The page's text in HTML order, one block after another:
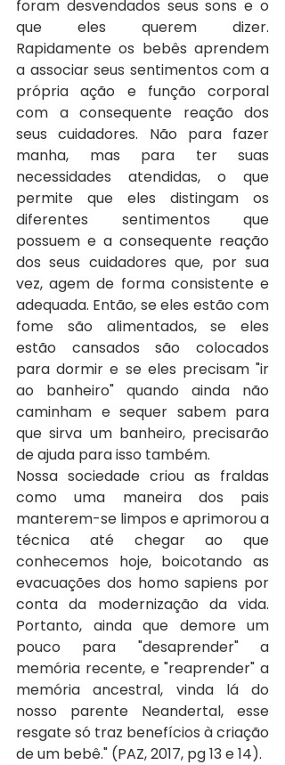
foram desvendados seus sons e o
que eles querem dizer.
Rapidamente os bebês aprendem
a associar seus sentimentos com a
própria ação e função corporal
com a consequente reação dos
seus cuidadores. Não para fazer
manha, mas para ter suas
necessidades atendidas, o que
permite que eles distingam os
diferentes sentimentos que
possuem e a consequente reação
dos seus cuidadores que, por sua
vez, agem de forma consistente e
adequada. Então, se eles estão com
fome são alimentados, se eles
estão cansados são colocados
para dormir e se eles precisam "ir
ao banheiro" quando ainda não
caminham e sequer sabem para
que sirva um banheiro, precisarão
de ajuda para isso também.
Nossa sociedade criou as fraldas
como uma maneira dos pais
manterem-se limpos e aprimorou a
técnica até chegar ao que
conhecemos hoje, boicotando as
evacuações dos homo sapiens por
conta da modernização da vida.
Portanto, ainda que demore um
pouco para "desaprender" a
memória recente, e "reaprender" a
memória ancestral, vinda lá do
nosso parente Neandertal, esse
resgate só traz benefícios à criação
de um bebê." (PAZ, 2017, pg 13 e 14).